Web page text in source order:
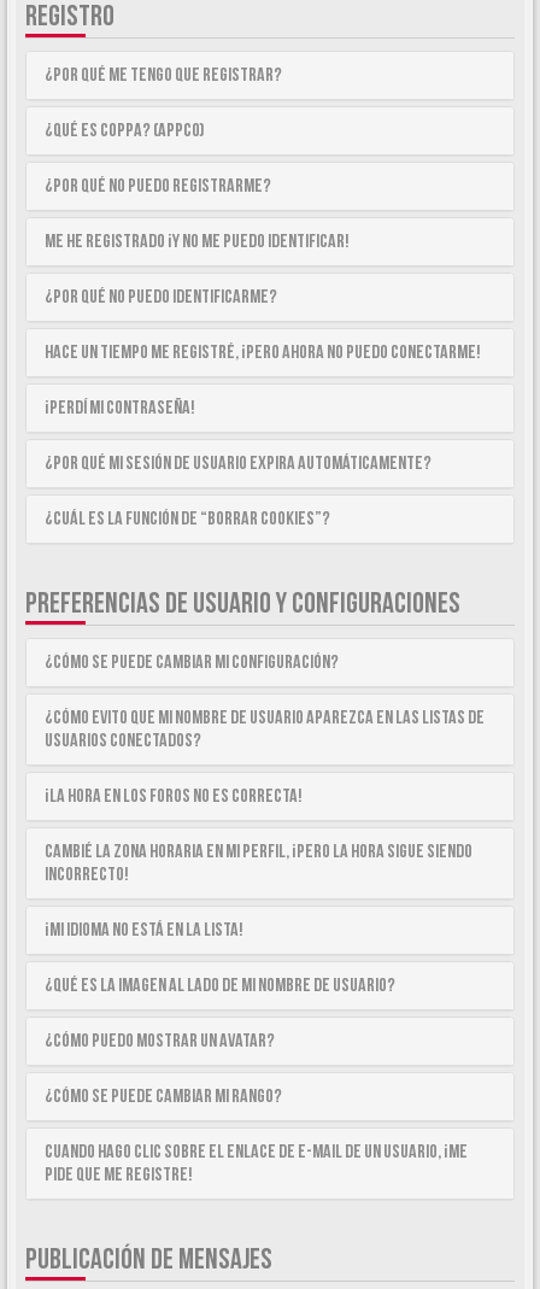
REGISTRO
¿Por qué me tengo que registrar?
¿Qué es COPPA? (APPCO)
¿Por qué no puedo registrarme?
Me he registrado ¡y no me puedo identificar!
¿Por qué no puedo identificarme?
Hace un tiempo me registré, ¡pero ahora no puedo conectarme!
¡Perdí mi contraseña!
¿Por qué mi sesión de usuario expira automáticamente?
¿Cuál es la función de “Borrar cookies”?
PREFERENCIAS DE USUARIO Y CONFIGURACIONES
¿Cómo se puede cambiar mi configuración?
¿Cómo evito que mi nombre de usuario aparezca en las listas de
usuarios conectados?
¡La hora en los foros no es correcta!
Cambié la zona horaria en mi perfil, ¡pero la hora sigue siendo
incorrecto!
¡Mi idioma no está en la lista!
¿Qué es la imagen al lado de mi nombre de usuario?
¿Cómo puedo mostrar un avatar?
¿Cómo se puede cambiar mi rango?
Cuando hago clic sobre el enlace de e-mail de un usuario, ¡me
pide que me registre!
PUBLICACIÓN DE MENSAJES